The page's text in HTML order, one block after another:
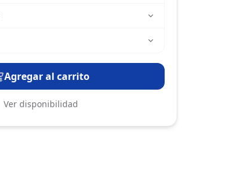
Agregar al carrito
Ver disponibilidad